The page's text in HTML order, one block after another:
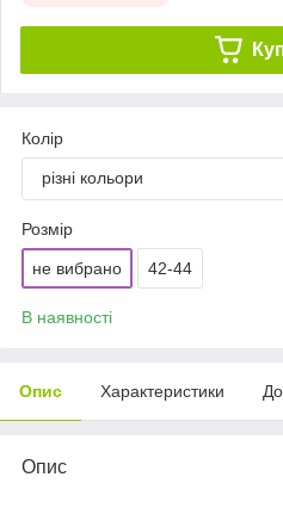
Колір
різні кольори
Розмір
не вибрано 42-44
В наявності
Опис Характеристики
Опис